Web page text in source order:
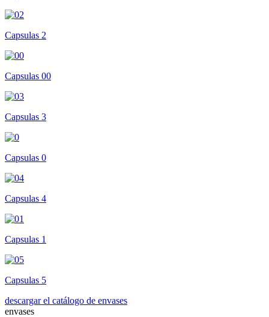
Capsulas 2
Capsulas 00
Capsulas 3
Capsulas 0
Capsulas 4
Capsulas 1
Capsulas 5
descargar el catálogo de envases
envases